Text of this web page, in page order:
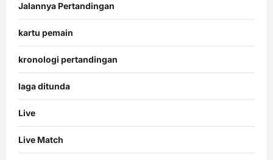
Jalannya Pertandingan
kartu pemain
kronologi pertandingan
laga ditunda
Live
Live Match